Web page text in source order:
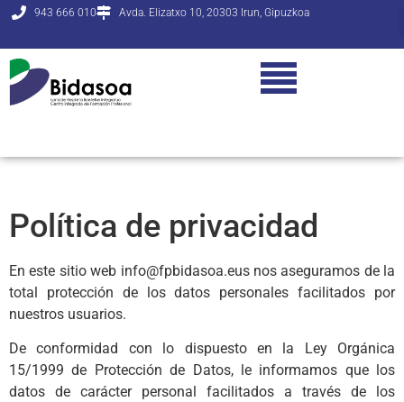
943 666 010 Avda. Elizatxo 10, 20303 Irun, Gipuzkoa
Política de privacidad
En este sitio web info@fpbidasoa.eus nos aseguramos de la
total protección de los datos personales facilitados por
nuestros usuarios.
De conformidad con lo dispuesto en la Ley Orgánica
15/1999 de Protección de Datos, le informamos que los
datos de carácter personal facilitados a través de los